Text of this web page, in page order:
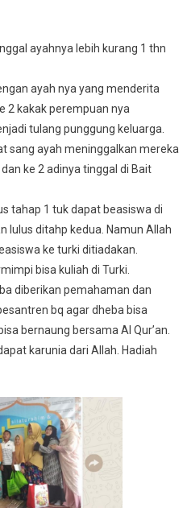
ayahnya lebih kurang 1 thn
ayah nya yang menderita
2 kakak perempuan nya
tulang punggung keluarga.
sang ayah meninggalkan mereka
ke 2 adinya tinggal di Bait
tahap 1 tuk dapat beasiswa di
lulus ditahp kedua. Namun Allah
ke turki ditiadakan.
bisa kuliah di Turki.
diberikan pemahaman dan
bq agar dheba bisa
bernaung bersama Al Qur’an.
karunia dari Allah. Hadiah